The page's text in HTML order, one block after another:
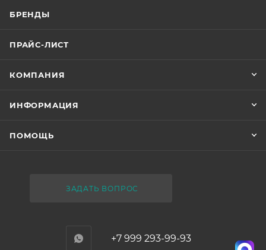
БРЕНДЫ
ПРАЙС-ЛИСТ
КОМПАНИЯ
ИНФОРМАЦИЯ
ПОМОЩЬ
ЗАДАТЬ ВОПРОС
+7 999 293-99-93